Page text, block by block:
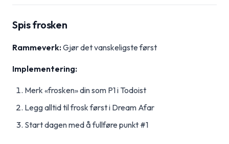
Spis frosken
Rammeverk:Gjør det vanskeligste først
Implementering:
Merk «frosken» din som P1 i Todoist
Legg alltid til frosk først i Dream Afar
Start dagen med å fullføre punkt #1